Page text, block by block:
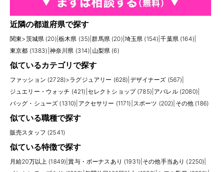
近隣の都道府県で探す
関東>茨城県 (20) 栃木県 (35) |群馬県 (20) 埼玉県 (154) |千葉県 (164)
東京都 (1383) 神奈川県 (314) 山梨県 (6)
似ているカテゴリで探す
ファッション (2728)>ラグジュアリー (628) デザイナーズ (567)
ジュエリー・ウォッチ (421) セレクトショップ (785) アパレル (2080)
バッグ・シューズ (1310) アクセサリー (1171) スポーツ (202) その他 (186)
似ている職種で探す
販売スタッフ (2541)
似ている特徴で探す
月給20万以上 (1849) |賞与・ボーナスあり (1931) その他手当あり (2250)